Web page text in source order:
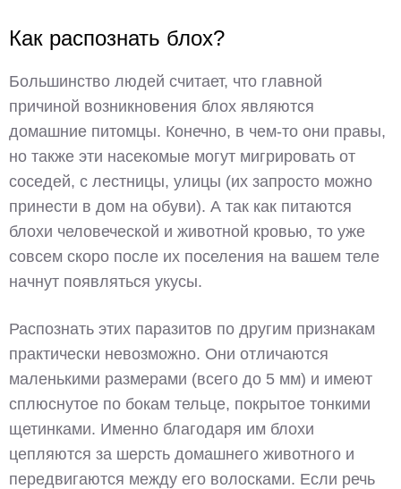
Как распознать блох?
Большинство людей считает, что главной
причиной возникновения блох являются
домашние питомцы. Конечно, в чем-то они правы,
но также эти насекомые могут мигрировать от
соседей, с лестницы, улицы (их запросто можно
принести в дом на обуви). А так как питаются
блохи человеческой и животной кровью, то уже
совсем скоро после их поселения на вашем теле
начнут появляться укусы.
Распознать этих паразитов по другим признакам
практически невозможно. Они отличаются
маленькими размерами (всего до 5 мм) и имеют
сплюснутое по бокам тельце, покрытое тонкими
щетинками. Именно благодаря им блохи
цепляются за шерсть домашнего животного и
передвигаются между его волосками. Если речь